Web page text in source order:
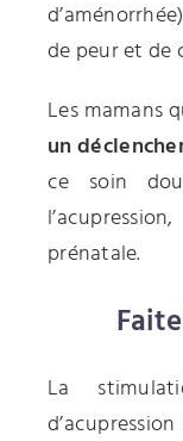
de peur et de
Les mamans
un
ce soin
prénatale.
La